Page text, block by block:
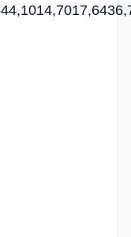
44,1014,7017,64